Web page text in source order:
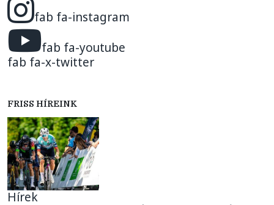
fab fa-instagram
fab fa-youtube
fab fa-x-twitter
FRISS HÍREINK
Hírek